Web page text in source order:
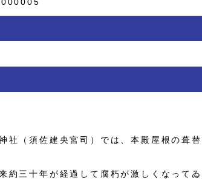
社（須佐建央宮司）では、本殿屋根の葺
約三十年が経過して腐朽が激しくなって